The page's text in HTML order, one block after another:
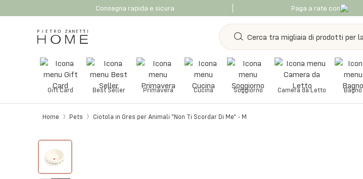
Consegna rapida e sicura Paga a rate con
Gift Card Best Seller Primavera Cucina Soggiorno Camera da Letto Bagno
Home Pets Ciotola in Gres per Animali "Non Ti Scordar Di Me" - M